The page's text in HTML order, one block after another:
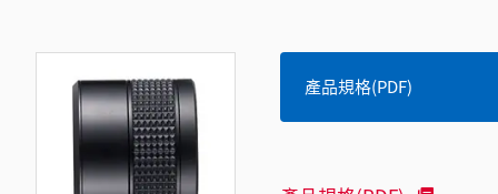
產品規格(PDF)